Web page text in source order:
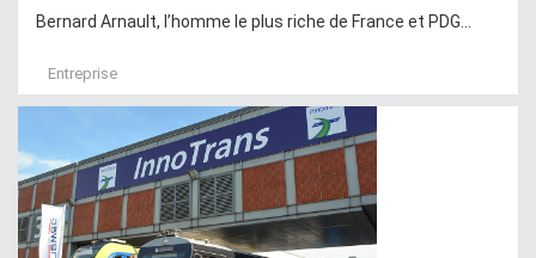
Bernard Arnault, l’homme le plus riche de France et PDG...
Entreprise